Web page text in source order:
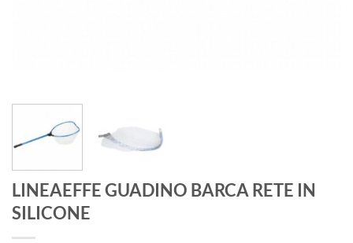
LINEAEFFE GUADINO BARCA RETE IN
SILICONE